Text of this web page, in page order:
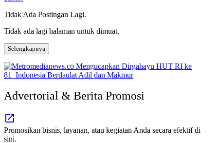
Tidak Ada Postingan Lagi.
Tidak ada lagi halaman untuk dimuat.
Selengkapnya
Advertorial & Berita Promosi
Promosikan bisnis, layanan, atau kegiatan Anda secara efektif di
sini.